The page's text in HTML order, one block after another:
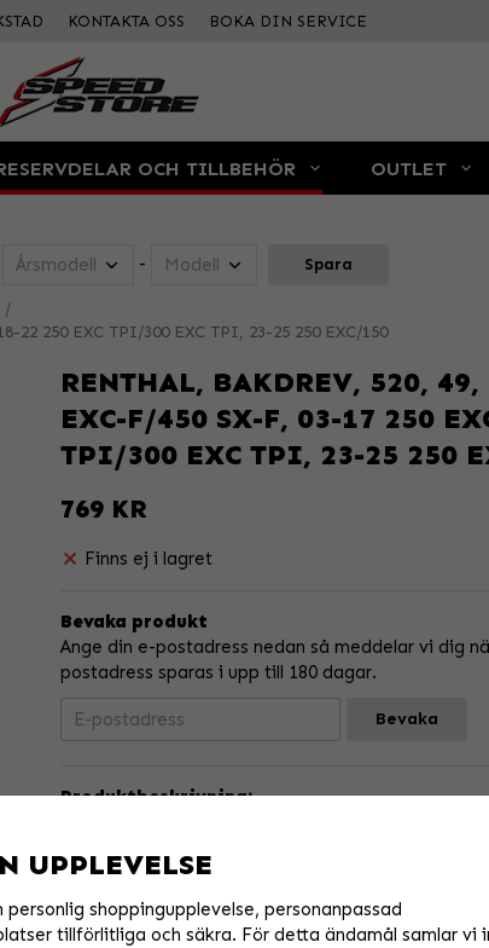
KONTAKTA OSS BOKA DIN SERVICE
OCH TILLBEHÖR OUTLET
- Spara
/
22 250 EXC TPI/300 EXC TPI, 23-25 250 EXC/150
RENTHAL, BAKDREV, 520,
EXC-F/450 SX-F, 03-17 250
TPI/300 EXC TPI, 23-25 250
769 KR
Finns ej i lagret
Bevaka produkt
Ange din e-postadress nedan så meddelar vi dig
postadress sparas i upp till 180 dagar.
Bevaka
Produktbeskrivning:
Renthal UltraLight bakdrevl är CNC-bearbetade i
aluminium till extremt snäva toleranser, 66%
Datorkonstruerad och testad för att säkerställa
UPPLEVELSE
shoppingupplevelse, personanpassad
tillförlitliga och säkra. För detta ändamål samlar vi